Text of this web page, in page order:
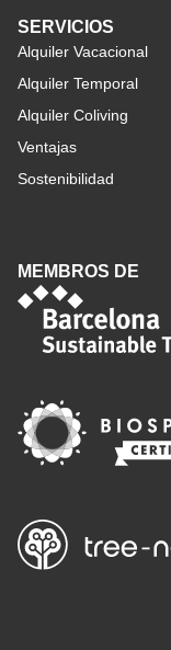
SERVICIOS
Alquiler Vacacional
Alquiler Temporal
Alquiler Coliving
Ventajas
Sostenibilidad
MEMBROS DE